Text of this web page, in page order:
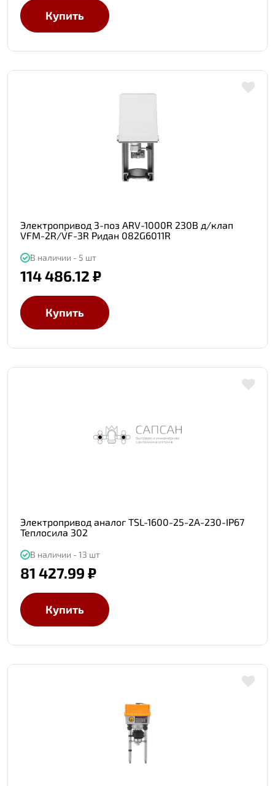
Купить
Электропривод 3-поз ARV-1000R 230В д/клап
VFM-2R/VF-3R Ридан 082G6011R
В наличии - 5 шт
114 486.12 ₽
Купить
Электропривод аналог TSL-1600-25-2A-230-IP67
Теплосила 302
В наличии - 13 шт
81 427.99 ₽
Купить